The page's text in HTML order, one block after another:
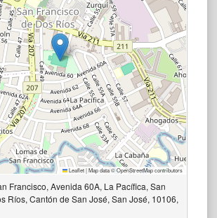
Leaflet|Map data ©OpenStreetMapcontributors
Francisco, Avenida 60A, La Pacífica, San
Ríos, Cantón de San José, San José, 10106,